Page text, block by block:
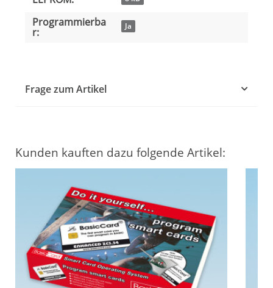
Programmierba
r: Ja
Frage zum Artikel
Kunden kauften dazu folgende Artikel: